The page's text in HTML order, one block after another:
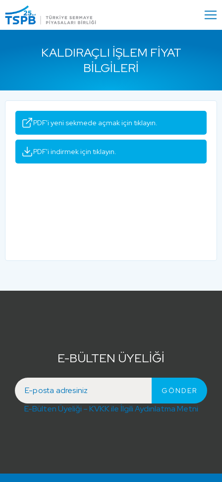
Close
KALDIRAÇLI İŞLEM FIYAT
BILGILERI
PDF'i yeni sekmede açmak için tıklayın.
PDF'i indirmek için tıklayın.
E-BÜLTEN ÜYELİĞİ
E-Bülten Üyeliği – KVKK ile İlgili Aydınlatma Metni